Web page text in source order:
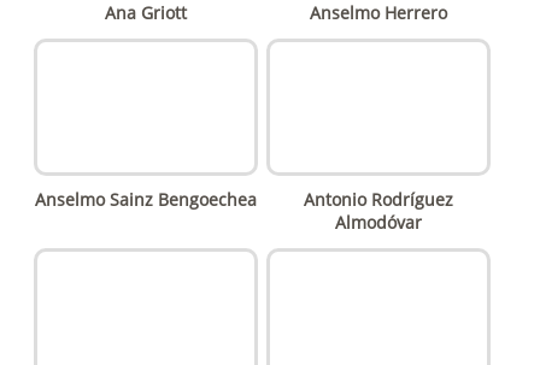
Ana Griott Anselmo Herrero
Anselmo Sainz Bengoechea
Antonio Rodríguez
Almodóvar